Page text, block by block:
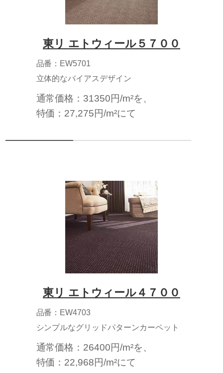
東リ エトウィール５７００
品番：EW5701
立体的なバイアスデザイン
通常価格：31350円/m²を、
特価：27,275円/m²にて
東リ エトウィール４７００
品番：EW4703
シンプルなグリッドパターンカーペット
通常価格：26400円/m²を、
特価：22,968円/m²にて